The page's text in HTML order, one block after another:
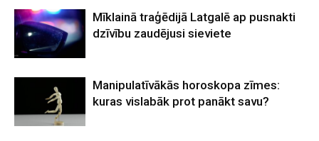
Mīklainā traģēdijā Latgalē ap pusnakti
dzīvību zaudējusi sieviete
Manipulatīvākās horoskopa zīmes:
kuras vislabāk prot panākt savu?